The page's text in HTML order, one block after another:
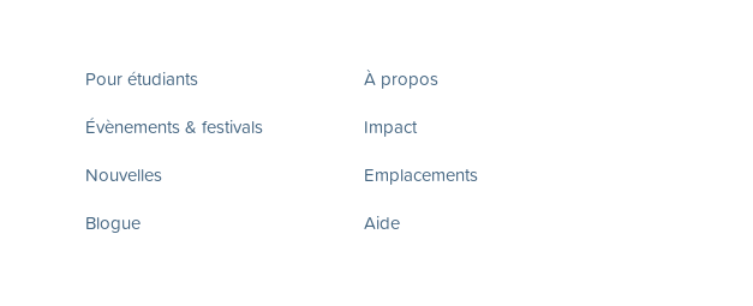
Pour étudiants
Évènements & festivals
Nouvelles
Blogue
À propos
Impact
Emplacements
Aide